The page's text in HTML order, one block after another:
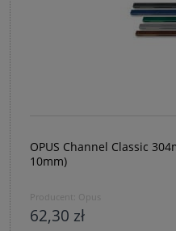
OPUS Channel Classic
10mm)
Producent: Opus
62,30 zł